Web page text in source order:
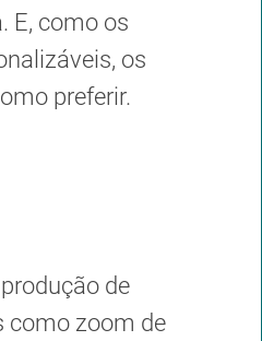
E, como os
os
preferir.
de
como zoom de